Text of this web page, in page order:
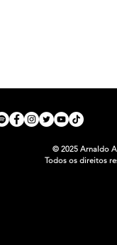
© 2025 Arnaldo
Todos os direitos